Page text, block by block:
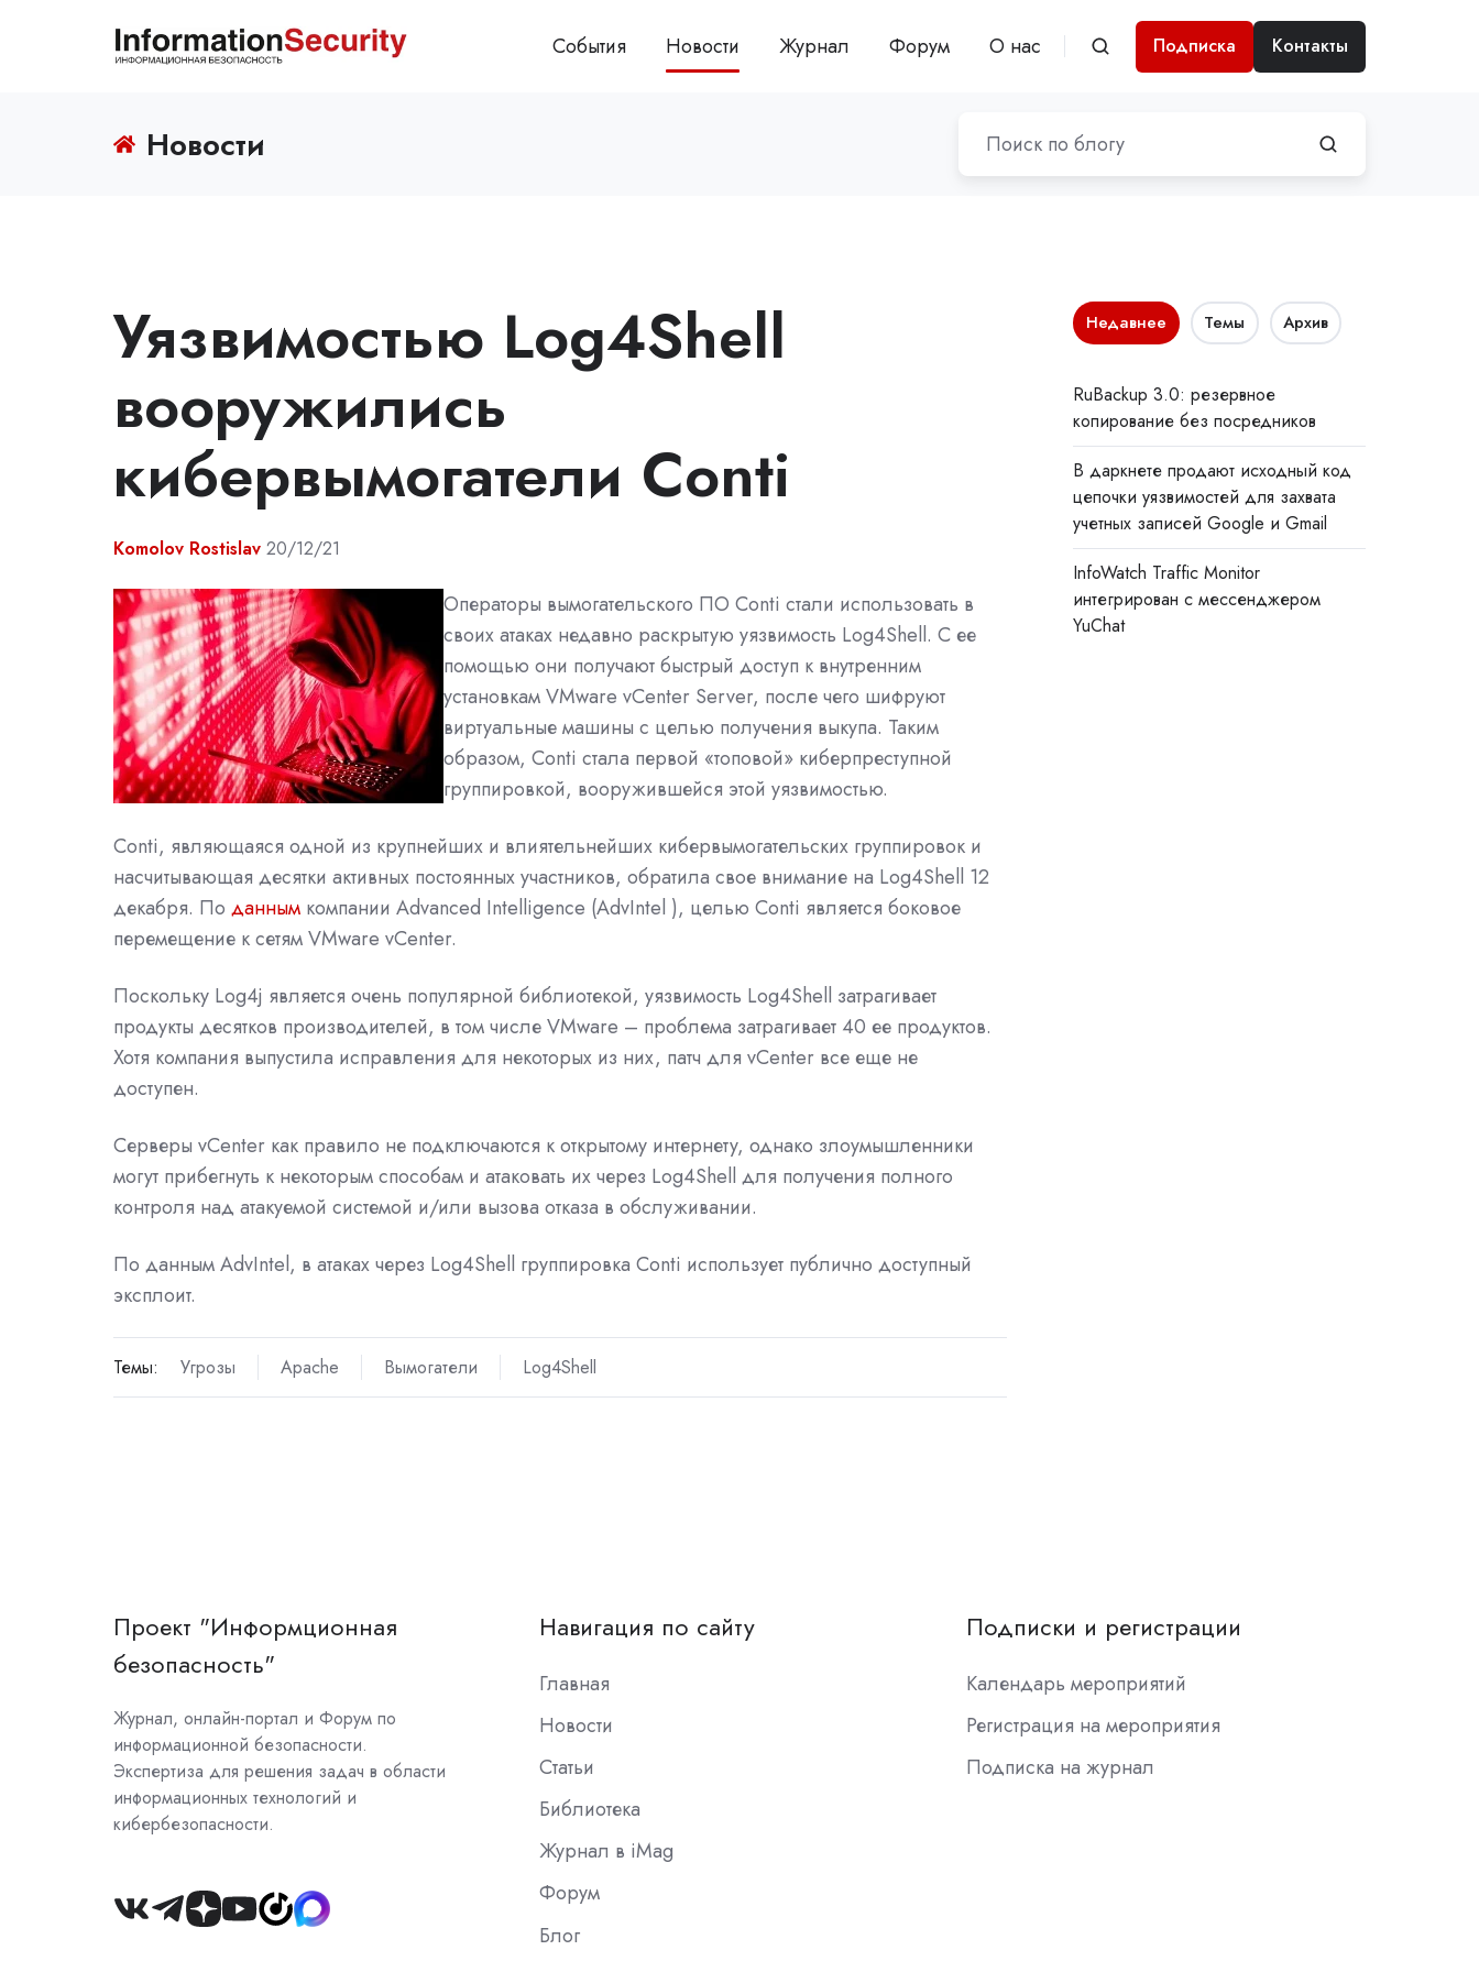
События Новости Журнал Форум О нас Подписка Контакты
Новости
Уязвимостью Log4Shell
вооружились
кибервымогатели Conti
Komolov Rostislav 20/12/21
Операторы вымогательского ПО Conti стали использовать в
своих атаках недавно раскрытую уязвимость Log4Shell. С ее
помощью они получают быстрый доступ к внутренним
установкам VMware vCenter Server, после чего шифруют
виртуальные машины с целью получения выкупа. Таким
образом, Conti стала первой «топовой» киберпреступной
группировкой, вооружившейся этой уязвимостью.
Conti, являющаяся одной из крупнейших и влиятельнейших кибервымогательских группировок и
насчитывающая десятки активных постоянных участников, обратила свое внимание на Log4Shell 12
декабря. По данным компании Advanced Intelligence (AdvIntel ), целью Conti является боковое
перемещение к сетям VMware vCenter.
Поскольку Log4j является очень популярной библиотекой, уязвимость Log4Shell затрагивает
продукты десятков производителей, в том числе VMware – проблема затрагивает 40 ее продуктов.
Хотя компания выпустила исправления для некоторых из них, патч для vCenter все еще не
доступен.
Серверы vCenter как правило не подключаются к открытому интернету, однако злоумышленники
могут прибегнуть к некоторым способам и атаковать их через Log4Shell для получения полного
контроля над атакуемой системой и/или вызова отказа в обслуживании.
По данным AdvIntel, в атаках через Log4Shell группировка Conti использует публично доступный
эксплоит.
Темы: Угрозы Apache Вымогатели Log4Shell
Недавнее Темы Архив
RuBackup 3.0: резервное
копирование без посредников
В даркнете продают исходный код
цепочки уязвимостей для захвата
учетных записей Google и Gmail
InfoWatch Traffic Monitor
интегрирован с мессенджером
YuChat
Проект "Информционная
безопасность"
Журнал, онлайн-портал и Форум по
информационной безопасности.
Экспертиза для решения задач в области
информационных технологий и
кибербезопасности.
Join
Навигация по сайту
Главная
Новости
Статьи
Библиотека
Журнал в iMag
Форум
Блог
Подписки и регистрации
Календарь мероприятий
Регистрация на мероприятия
Подписка на журнал